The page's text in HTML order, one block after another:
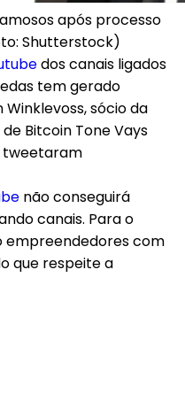
após processo
Shutterstock)
dos canais ligados
tem gerado
sócio da
Bitcoin Tone Vays
tweetaram
não conseguirá
canais. Para o
empreendedores com
que respeite a